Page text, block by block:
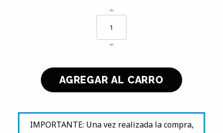
IMPORTANTE: Una vez realizada la compra,